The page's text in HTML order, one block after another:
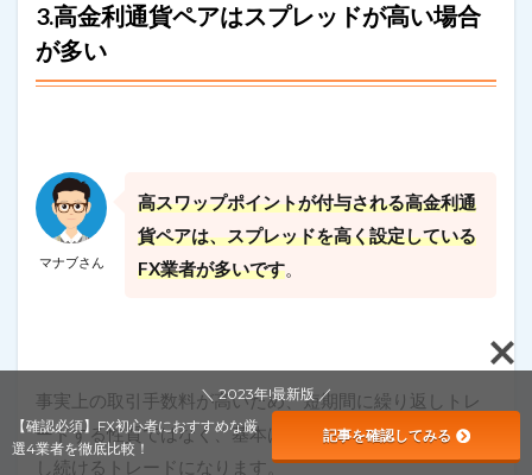
3.高金利通貨ペアはスプレッドが高い場合
が多い
マナブさん
高スワップポイントが付与される高金利通
貨ペアは、スプレッドを高く設定している
FX業者が多いです。
事実上の取引手数料が高いため、短期間に繰り返しトレ
ードする性質ではなく、基本は長期間ポジションを保有
し続けるトレードになります。
＼ 2023年!最新版 ／
【確認必須】FX初心者におすすめな厳
選4業者を徹底比較！
記事を確認してみる